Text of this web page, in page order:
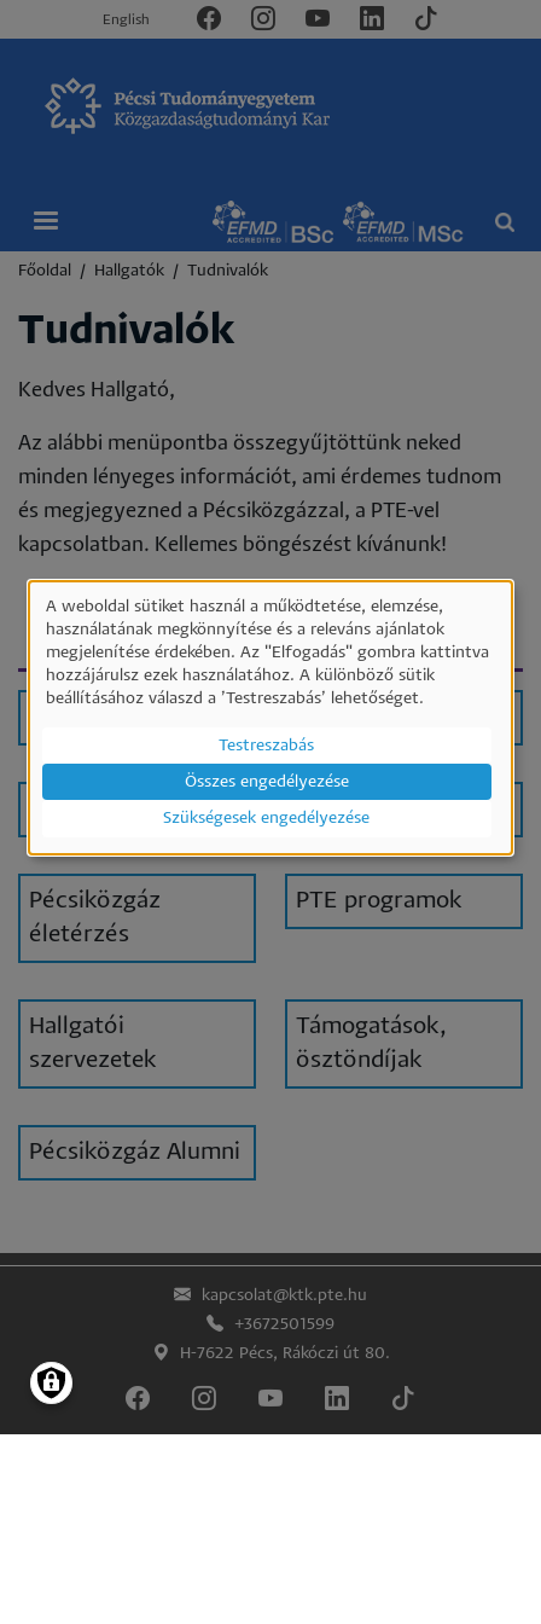
English
Morzsa
Főoldal Hallgatók Tudnivalók
Tudnivalók
Kedves Hallgató,
Az alábbi menüpontba összegyűjtöttünk neked
minden lényeges információt, ami érdemes tudnom
és megjegyezned a Pécsiközgázzal, a PTE-vel
kapcsolatban. Kellemes böngészést kívánunk!
További menüpontok
Kompetenciamérés
Pécsiközgáz
életérzés
PTE programok
Hallgatói
szervezetek
Támogatások,
ösztöndíjak
Pécsiközgáz Alumni
kapcsolat@ktk.pte.hu
+3672501599
H-7622 Pécs, Rákóczi út 80.
Személyes
adatok
és
használata
A weboldal sütiket használ a működtetése, elemzése,
használatának megkönnyítése és a releváns ajánlatok
megjelenítése érdekében. Az "Elfogadás" gombra kattintva
hozzájárulsz ezek használatához. A különböző sütik
beállításához válaszd a ’Testreszabás’ lehetőséget.
Testreszabás
Szükségesek engedélyezése
Összes engedélyezése